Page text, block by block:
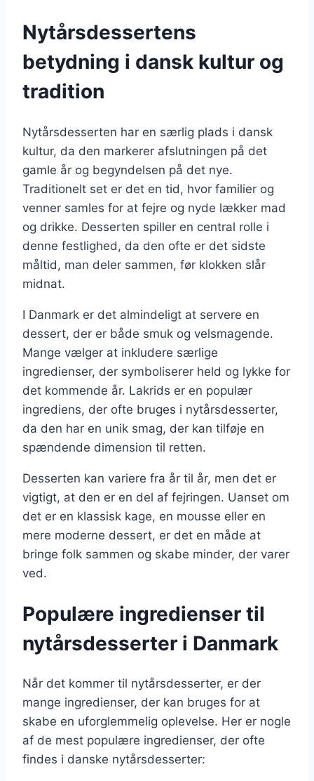
Nytårsdessertens
betydning i dansk kultur og
tradition
Nytårsdesserten har en særlig plads i dansk
kultur, da den markerer afslutningen på det
gamle år og begyndelsen på det nye.
Traditionelt set er det en tid, hvor familier og
venner samles for at fejre og nyde lækker mad
og drikke. Desserten spiller en central rolle i
denne festlighed, da den ofte er det sidste
måltid, man deler sammen, før klokken slår
midnat.
I Danmark er det almindeligt at servere en
dessert, der er både smuk og velsmagende.
Mange vælger at inkludere særlige
ingredienser, der symboliserer held og lykke for
det kommende år. Lakrids er en populær
ingrediens, der ofte bruges i nytårsdesserter,
da den har en unik smag, der kan tilføje en
spændende dimension til retten.
Desserten kan variere fra år til år, men det er
vigtigt, at den er en del af fejringen. Uanset om
det er en klassisk kage, en mousse eller en
mere moderne dessert, er det en måde at
bringe folk sammen og skabe minder, der varer
ved.
Populære ingredienser til
nytårsdesserter i Danmark
Når det kommer til nytårsdesserter, er der
mange ingredienser, der kan bruges for at
skabe en uforglemmelig oplevelse. Her er nogle
af de mest populære ingredienser, der ofte
findes i danske nytårsdesserter: